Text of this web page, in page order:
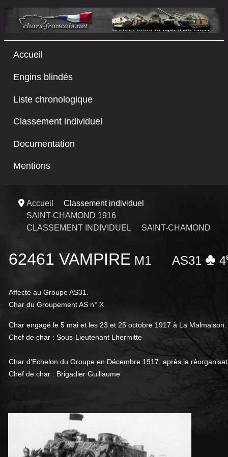
Accueil
Engins blindés
Liste chronologique
Classement individuel
Documentation
Mentions
Accueil
Classement individuel
SAINT-CHAMOND 1916
CLASSEMENT INDIVIDUEL
SAINT-CHAMOND
62461 VAMPIRE M1 AS31 ♣ 4
Affecté au Groupe AS31.
Char du Groupement AS n° X
Char engagé le 5 mai et les 23 et 25 octobre 1917 à La Malmaison.
Chef de char : Sous-Lieutenant Lhermitte
Char d'Echelon du Groupe en Décembre 1917, après la
Chef de char : Brigadier Guillaume